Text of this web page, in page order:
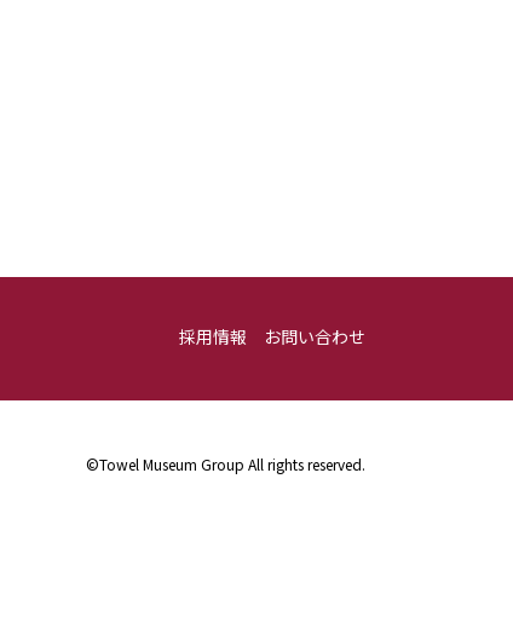
採用情報 お問い合わせ
©Towel Museum Group All rights reserved.